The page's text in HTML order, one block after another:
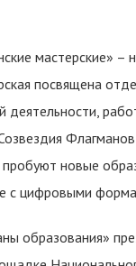
мастерские»
посвящена
деятельности,
новые
с цифровыми
образования»